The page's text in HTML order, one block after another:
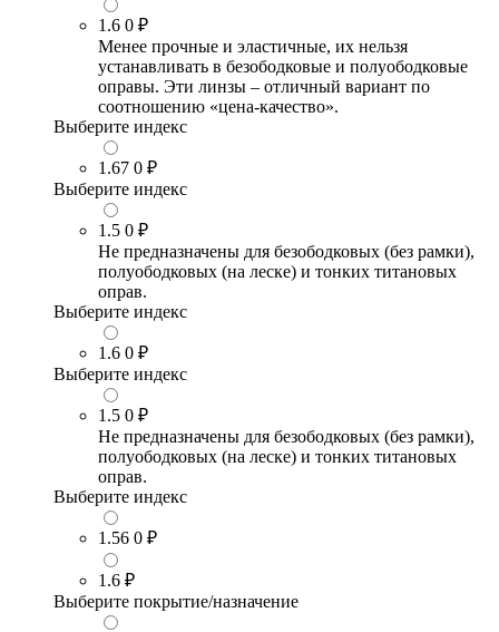
1.6 0 ₽
Менее прочные и эластичные, их нельзя
устанавливать в безободковые и полуободковые
оправы. Эти линзы – отличный вариант по
соотношению «цена-качество».
Выберите индекс
1.67 0 ₽
Выберите индекс
1.5 0 ₽
Не предназначены для безободковых (без рамки),
полуободковых (на леске) и тонких титановых
оправ.
Выберите индекс
1.6 0 ₽
Выберите индекс
1.5 0 ₽
Не предназначены для безободковых (без рамки),
полуободковых (на леске) и тонких титановых
оправ.
Выберите индекс
1.56 0 ₽
1.6 ₽
Выберите покрытие/назначение